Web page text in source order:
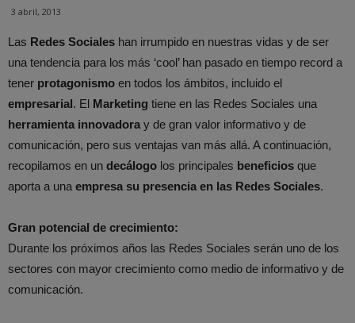
3 abril, 2013
Las Redes Sociales han irrumpido en nuestras vidas y de ser
una tendencia para los más ‘cool’ han pasado en tiempo record a
tener protagonismo en todos los ámbitos, incluido el
empresarial. El Marketing tiene en las Redes Sociales una
herramienta innovadora y de gran valor informativo y de
comunicación, pero sus ventajas van más allá. A continuación,
recopilamos en un decálogo los principales beneficios que
aporta a una empresa su presencia en las Redes Sociales.
Gran potencial de crecimiento:
Durante los próximos años las Redes Sociales serán uno de los
sectores con mayor crecimiento como medio de informativo y de
comunicación.